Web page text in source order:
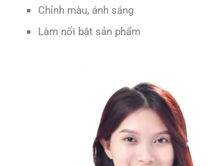
Chỉnh màu, ánh sáng
Làm nổi bật sản phẩm